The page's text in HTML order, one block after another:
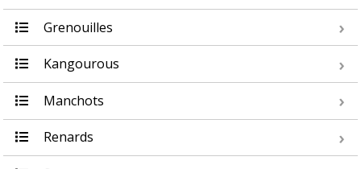
Grenouilles
Kangourous
Manchots
Renards